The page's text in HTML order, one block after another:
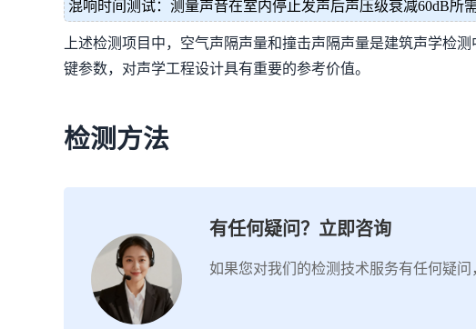
混响时间测试：测量声音在室内停止发声后声压级衰减60dB所
上述检测项目中，空气声隔声量和撞击声隔声量是建筑声学检
键参数，对声学工程设计具有重要的参考价值。
检测方法
有任何疑问？立即咨询
如果您对我们的检测技术服务有任何疑